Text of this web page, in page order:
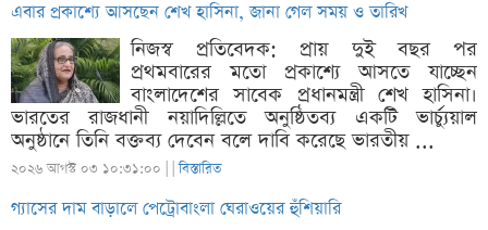
এবার প্রকাশ্যে আসছেন শেখ হাসিনা, জানা গেল সময় ও তারিখ
নিজস্ব প্রতিবেদক: প্রায় দুই বছর পর
প্রথমবারের মতো প্রকাশ্যে আসতে যাচ্ছেন
বাংলাদেশের সাবেক প্রধানমন্ত্রী শেখ হাসিনা।
ভারতের রাজধানী নয়াদিল্লিতে অনুষ্ঠিতব্য একটি ভার্চ্যুয়াল
অনুষ্ঠানে তিনি বক্তব্য দেবেন বলে দাবি করেছে ভারতীয় ...
২০২৬ আগস্ট ০৩ ১০:৩১:০০ | |বিস্তারিত
গ্যাসের দাম বাড়ালে পেট্রোবাংলা ঘেরাওয়ের হুঁশিয়ারি